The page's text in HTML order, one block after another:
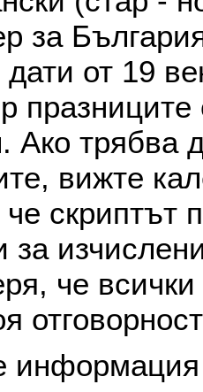
за
дати от 19
празниците
Ако трябва
вижте
скриптът
за
че
информация